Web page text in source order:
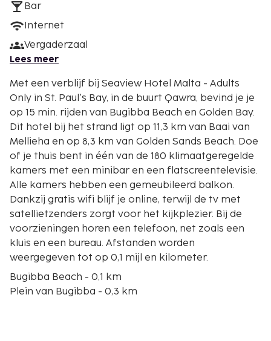
Bar
Internet
Vergaderzaal
Lees meer
Met een verblijf bij Seaview Hotel Malta - Adults
Only in St. Paul's Bay, in de buurt Qawra, bevind je je
op 15 min. rijden van Bugibba Beach en Golden Bay.
Dit hotel bij het strand ligt op 11,3 km van Baai van
Mellieha en op 8,3 km van Golden Sands Beach. Doe
of je thuis bent in één van de 180 klimaatgeregelde
kamers met een minibar en een flatscreentelevisie.
Alle kamers hebben een gemeubileerd balkon.
Dankzij gratis wifi blijf je online, terwijl de tv met
satellietzenders zorgt voor het kijkplezier. Bij de
voorzieningen horen een telefoon, net zoals een
kluis en een bureau. Afstanden worden
weergegeven tot op 0,1 mijl en kilometer.
Bugibba Beach - 0,1 km
Plein van Bugibba - 0,3 km